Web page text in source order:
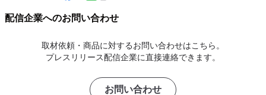
配信企業へのお問い合わせ
取材依頼・商品に対するお問い合わせはこちら。
プレスリリース配信企業に直接連絡できます。
お問い合わせ